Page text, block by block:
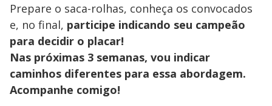
Prepare o saca-rolhas, conheça os convocados
e, no final, participe indicando seu campeão
para decidir o placar!
Nas próximas 3 semanas, vou indicar
caminhos diferentes para essa abordagem.
Acompanhe comigo!